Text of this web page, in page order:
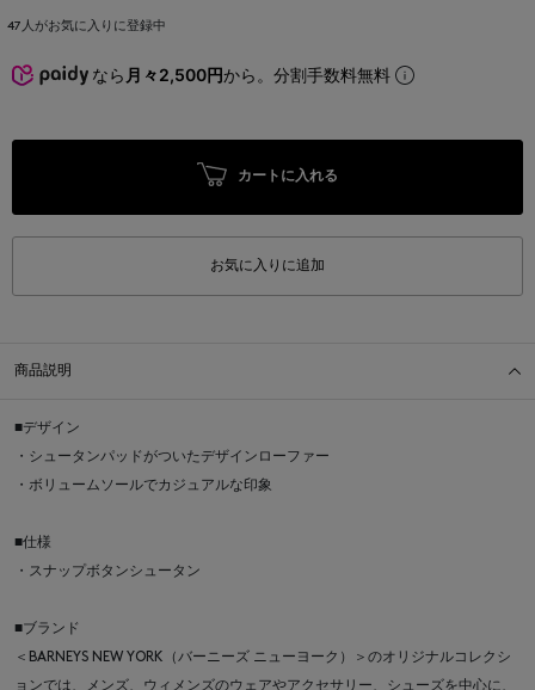
47 人がお気に入りに登録中
なら 月々2,500円から。分割手数料無料
カートに入れる
お気に入りに追加
商品説明
■デザイン
・シュータンパッドがついたデザインローファー
・ボリュームソールでカジュアルな印象
■仕様
・スナップボタンシュータン
■ブランド
＜BARNEYS NEW YORK（バーニーズ ニューヨーク）＞のオリジナルコレクシ
ョンでは、メンズ、ウィメンズのウェアやアクセサリー、シューズを中心に、